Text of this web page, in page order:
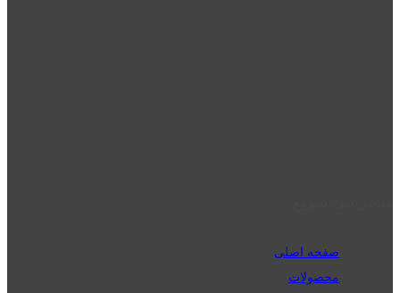
صفحه اصلی
محصولات